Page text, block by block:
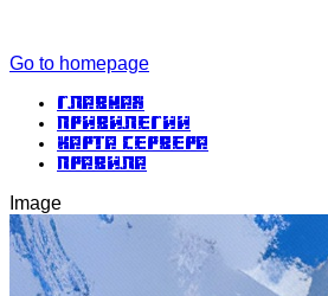
Go to homepage
Главная
Привилегии
Карта сервера
Правила
Image